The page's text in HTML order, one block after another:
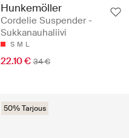
Hunkemöller
Cordelie Suspender -
Sukkanauhaliivi
S M L
22.10 € 34 €
50% Tarjous